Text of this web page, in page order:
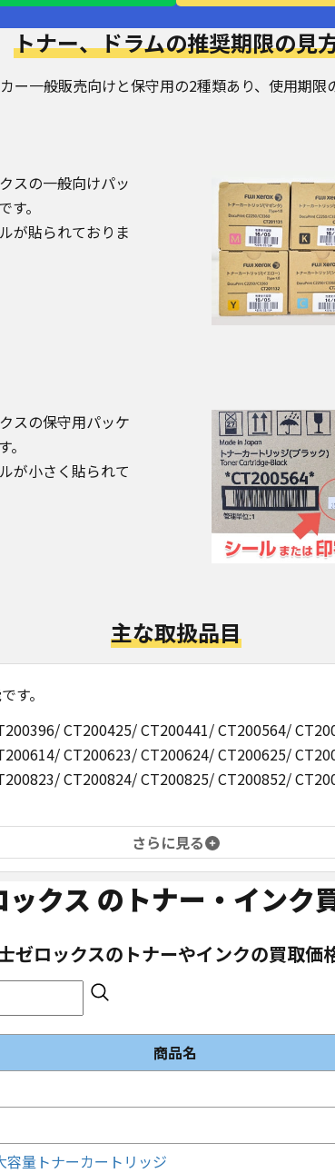
トナー、ドラムの推奨期限の見
ー一般販売向けと保守用の2種類あり、使用期
スの一般向けパッ
す。
が貼られておりま
スの保守用パッケ
が小さく貼られて
主な取扱品目
す。
CT200425/ CT200441/ CT200564/
CT200623/ CT200624/ CT200625/
CT200824/ CT200825/ CT200852/
さらに見る
ックス のトナー・インク
ゼロックスのトナーやインクの買取価
商品名
容量トナーカートリッジ